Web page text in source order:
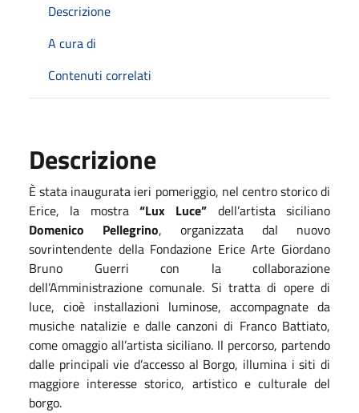
Descrizione
A cura di
Contenuti correlati
Descrizione
È stata inaugurata ieri pomeriggio, nel centro storico di
Erice, la mostra “Lux Luce” dell’artista siciliano
Domenico Pellegrino, organizzata dal nuovo
sovrintendente della Fondazione Erice Arte Giordano
Bruno Guerri con la collaborazione
dell’Amministrazione comunale. Si tratta di opere di
luce, cioè installazioni luminose, accompagnate da
musiche natalizie e dalle canzoni di Franco Battiato,
come omaggio all’artista siciliano. Il percorso, partendo
dalle principali vie d’accesso al Borgo, illumina i siti di
maggiore interesse storico, artistico e culturale del
borgo.